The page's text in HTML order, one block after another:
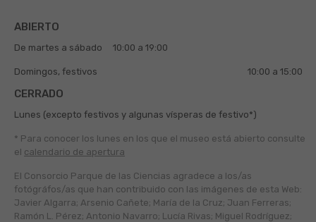
ABIERTO
De martes a sábado 10:00 a 19:00
Domingos, festivos 10:00 a 15:00
CERRADO
Lunes (excepto festivos y algunas vísperas de festivo*)
* Para conocer los lunes en los que el museo está abierto consulte
el calendario de apertura
El Consorcio Parque de las Ciencias agradece a los/as
fotógráfos/as que han contribuido con las imágenes de esta Web:
Javier Algarra; Arsenio Cañete; María de la Cruz; Juan Ferreras;
Ramón L. Pérez; Antonio Navarro; Lucía Rivas; Miguel Rodríguez;